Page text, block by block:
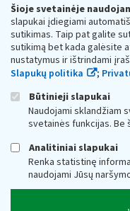
Šioje svetainėje
slapukai įdiegiami
sutikimas. Taip pat galite
sutikimą bet kada galėsite
nustatymus ir ištrindami
Slapukų politika
;
Būtinieji slapukai
Naudojami sklandžiam
svetainės funkcijas. Be
Analitiniai slapukai
Renka statistinę
naudojami Jūsų
Respublikos
Biudžetinė įstaiga.
adresas: Vasario 16-osios
vmi@vmi.lt, E. pristatymo
Duomenys apie
Respublikos finansų